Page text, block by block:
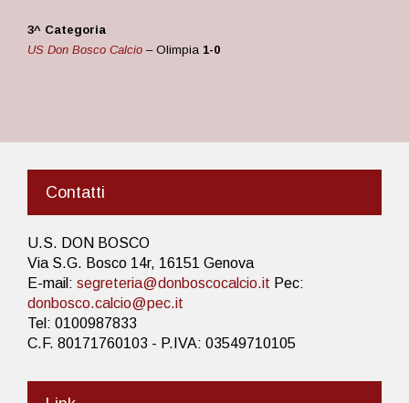
3^ Categoria
US Don Bosco Calcio – Olimpia 1-0
Contatti
U.S. DON BOSCO
Via S.G. Bosco 14r, 16151 Genova
E-mail: segreteria@donboscocalcio.it Pec:
donbosco.calcio@pec.it
Tel: 0100987833
C.F. 80171760103 - P.IVA: 03549710105